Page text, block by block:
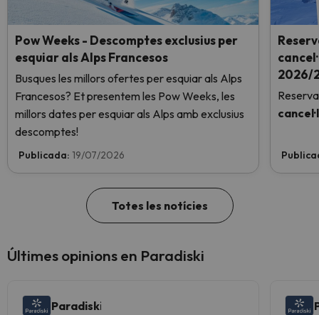
Pow Weeks - Descomptes exclusius per
esquiar als Alps Francesos
Busques les millors ofertes per esquiar als Alps
Francesos? Et presentem les Pow Weeks, les
millors dates per esquiar als Alps amb exclusius
descomptes!
Publicada: 19/07/2026
2026/
Totes les notícies
Últimes opinions en Paradiski
Paradiski